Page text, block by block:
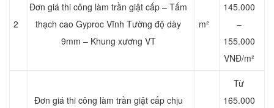
2
Đơn giá thi công làm trần giật cấp – Tấm
thạch cao Gyproc Vĩnh Tường độ dày
9mm – Khung xương VT
m²
145.000
–
155.000
VNĐ/m²
Đơn giá thi công làm trần giật cấp chịu
Từ
165.000